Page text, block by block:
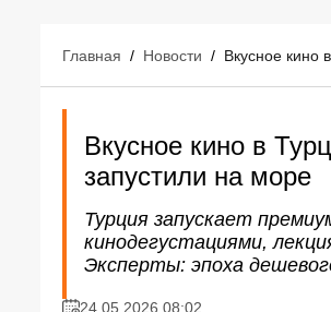
Главная / Новости / Вкусное кино
Вкусное кино в
запустили на море
Турция запускает
кинодегустациями,
Эксперты: эпоха
24.05.2026 08:02